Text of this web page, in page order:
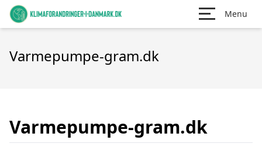
Menu
Varmepumpe-gram.dk
Varmepumpe-gram.dk